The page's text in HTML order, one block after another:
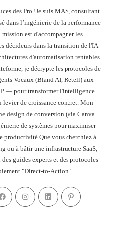
des Pro !Je suis MAS, consultant
dans l’ingénierie de la performance
est d'accompagner les
décideurs dans la transition de l'IA
d'automatisation rentables
je décrypte les protocoles de
Vocaux (Bland AI, Retell) aux
— pour transformer l'intelligence
de croissance concret. Mon
design de conversion (via Canva
de systèmes pour maximiser
productivité.Que vous cherchiez à
ou à bâtir une infrastructure SaaS,
guides experts et des protocoles
"Direct-to-Action".